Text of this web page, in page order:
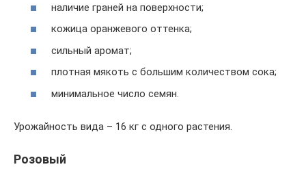
наличие граней на поверхности;
кожица оранжевого оттенка;
сильный аромат;
плотная мякоть с большим количеством сока;
минимальное число семян.
Урожайность вида – 16 кг с одного растения.
Розовый